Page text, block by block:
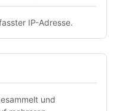
IP-Adresse.
und